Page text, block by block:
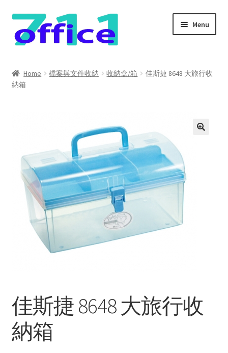
Skip
to
navigation
Skip
to
content
Menu
我的帳號
購物車
關於我們
防詐騙聲明
Home 檔案與文件收納 收納盒/箱
佳斯捷 8648 大旅行收
納箱
佳斯捷 8648 大旅行收
納箱